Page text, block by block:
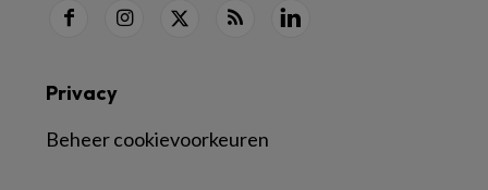
Privacy
Beheer cookievoorkeuren